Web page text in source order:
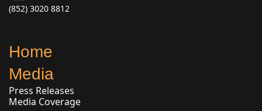
(852) 3020 8812
Home
Media
Press Releases
Media Coverage